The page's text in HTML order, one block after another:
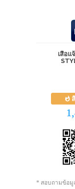
เสื้อแ
สิ
* สอบถามข้อมู